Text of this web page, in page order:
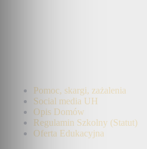
Pomoc, skargi, zażalenia
Social media UH
Opis Domów
Regulamin Szkolny (Statut)
Oferta Edukacyjna